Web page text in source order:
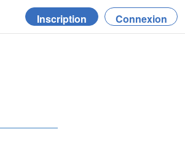
Inscription Connexion